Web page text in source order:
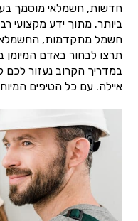
חדשות, חשמלאי מוסמך
ביותר. מתוך ידע מקצועי
חשמל מתקדמות, החשמלאי
תרצו לבחור באדם
במדריך הקרוב נעזור לכם
איילה. עם כל הטיפים